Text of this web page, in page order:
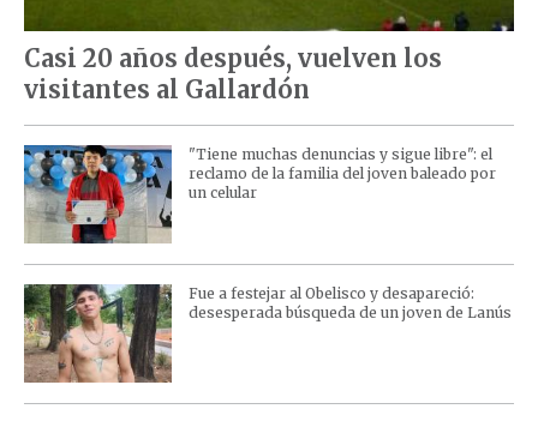
Casi 20 años después, vuelven los
visitantes al Gallardón
"Tiene muchas denuncias y sigue libre": el
reclamo de la familia del joven baleado por
un celular
Fue a festejar al Obelisco y desapareció:
desesperada búsqueda de un joven de Lanús